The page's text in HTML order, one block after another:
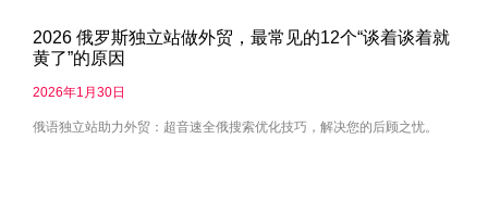
2026 俄罗斯独立站做外贸，最常见的12个“谈着谈着就
黄了”的原因
2026年1月30日
俄语独立站助力外贸：超音速全俄搜索优化技巧，解决您的后顾之忧。